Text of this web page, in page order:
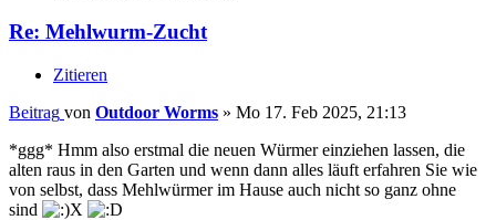
Re: Mehlwurm-Zucht
Zitieren
Beitrag von Outdoor Worms » Mo 17. Feb 2025, 21:13
*ggg* Hmm also erstmal die neuen Würmer einziehen lassen, die
alten raus in den Garten und wenn dann alles läuft erfahren Sie wie
von selbst, dass Mehlwürmer im Hause auch nicht so ganz ohne
sind